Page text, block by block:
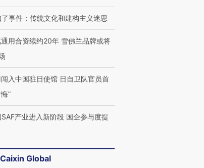
事件：传统文化和建构主义迷思
通用合资续约20年 雪佛兰品牌或将
入中国驻日使馆 日自卫队官员首
”
产业进入新阶段 国企参与度提
Global